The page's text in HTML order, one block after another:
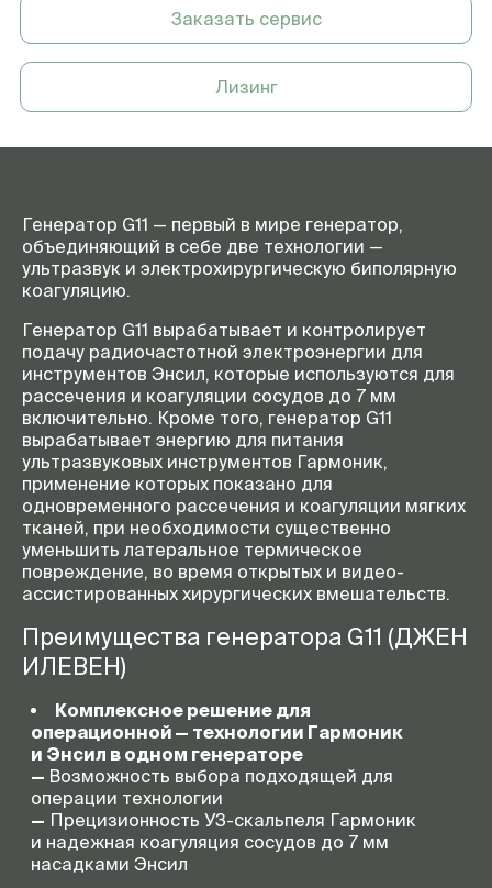
Вес
Генератор: 5,9 кг. Тележка: 16,8
кг. Ножной привод: 3,6 кг
Заказать сервис
Лизинг
Генератор G11 — первый в мире генератор,
объединяющий в себе две технологии —
ультразвук и электрохирургическую биполярную
коагуляцию.
Генератор G11 вырабатывает и контролирует
подачу радиочастотной электроэнергии для
инструментов Энсил, которые используются для
рассечения и коагуляции сосудов до 7 мм
включительно. Кроме того, генератор G11
вырабатывает энергию для питания
ультразвуковых инструментов Гармоник,
применение которых показано для
одновременного рассечения и коагуляции мягких
тканей, при необходимости существенно
уменьшить латеральное термическое
повреждение, во время открытых и видео-
ассистированных хирургических вмешательств.
Преимущества генератора G11 (ДЖЕН
ИЛЕВЕН)
Комплексное решение для
операционной — технологии Гармоник
и Энсил в одном генераторе
— Возможность выбора подходящей для
операции технологии
— Прецизионность УЗ-скальпеля Гармоник
и надежная коагуляция сосудов до 7 мм
насадками Энсил